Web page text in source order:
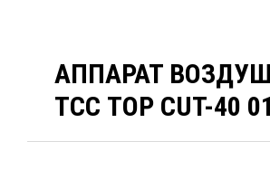
АППАРАТ
ТСС TOP CUT-40